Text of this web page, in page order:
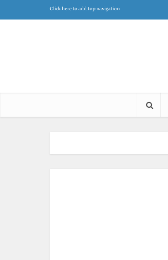
Click here to add top navigation